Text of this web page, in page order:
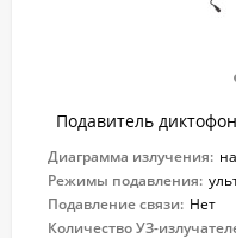
Подавитель
Диаграмма излучения:
Режимы подавления:
Подавление связи: Нет
Количество УЗ-